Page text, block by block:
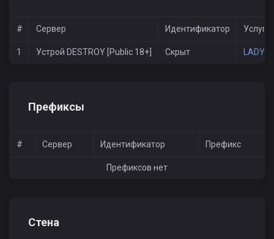
# Сервер Идентификатор Услуги
1 Устрой DESTROY [Public 18+] Скрыт LADY
Префиксы
# Сервер Идентификатор Префикс
Префиксов нет
Стена